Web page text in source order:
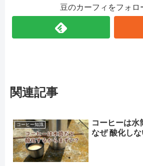
豆のカーフィをフォロ
関連記事
コーヒー知識
コーヒーは水
なぜ 酸化し